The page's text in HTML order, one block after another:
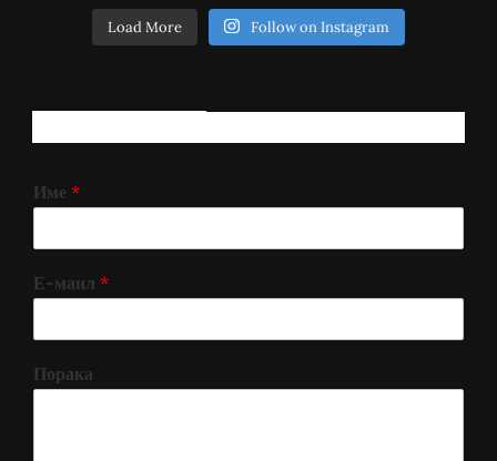
Load More Follow on Instagram
Име *
Е-маил *
Порака